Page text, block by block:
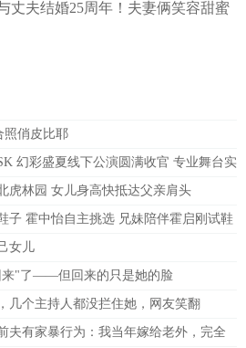
丈夫结婚25周年！夫妻俩笑容甜蜜
照俏皮比耶
幻彩盛夏线下公演圆满收官 专业舞台实
虎林园 女儿身高快抵达父亲肩头
子 霍中怡自主挑选 兄妹陪伴霍启刚试鞋
女儿
来"了——但回来的只是她的脸
几个主持人都没拦住她，网友笑翻
夫有家暴行为：我当年嫁给老外，完全